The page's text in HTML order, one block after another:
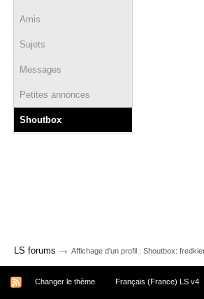
Amis
Sujets
Messages
Petites annonces
Shoutbox
LS forums → Affichage d'un profil : Shoutbox:
Changer le thème Français (France) LS v4